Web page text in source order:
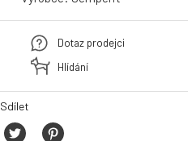
Dotaz prodejci
Hlídání
Sdílet